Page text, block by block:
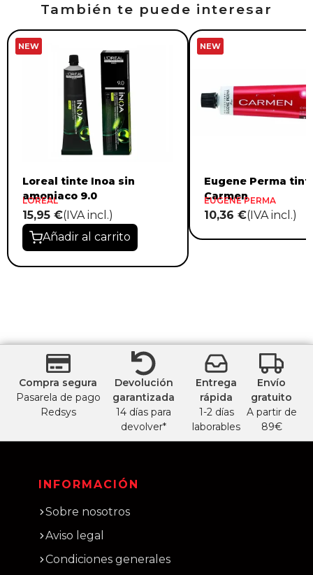
También te puede interesar
NEW
Loreal tinte Inoa sin
amoniaco 9.0
LOREAL
15,95 €(IVA incl.)
Añadir al carrito
NEW
Eugene Perma
Carmen
EUGENE PERMA
10,36 €(IVA incl.)
Compra segura
Pasarela de pago
Redsys
Devolución
garantizada
14 días para
devolver*
Entrega
rápida
1-2 días
laborables
Envío
gratuito
A partir de
89€
INFORMACIÓN
Sobre nosotros
Aviso legal
Condiciones generales